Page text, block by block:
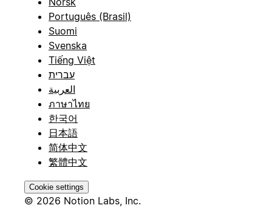
Português (Brasil)
Suomi
Svenska
Tiếng Việt
עברית
العربية
ภาษาไทย
한국어
日本語
简体中文
繁體中文
Cookie settings
© 2026 Notion Labs, Inc.